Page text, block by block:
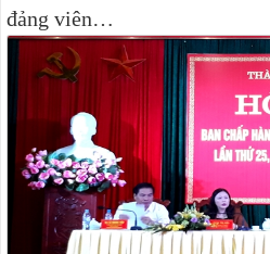
đảng viên…